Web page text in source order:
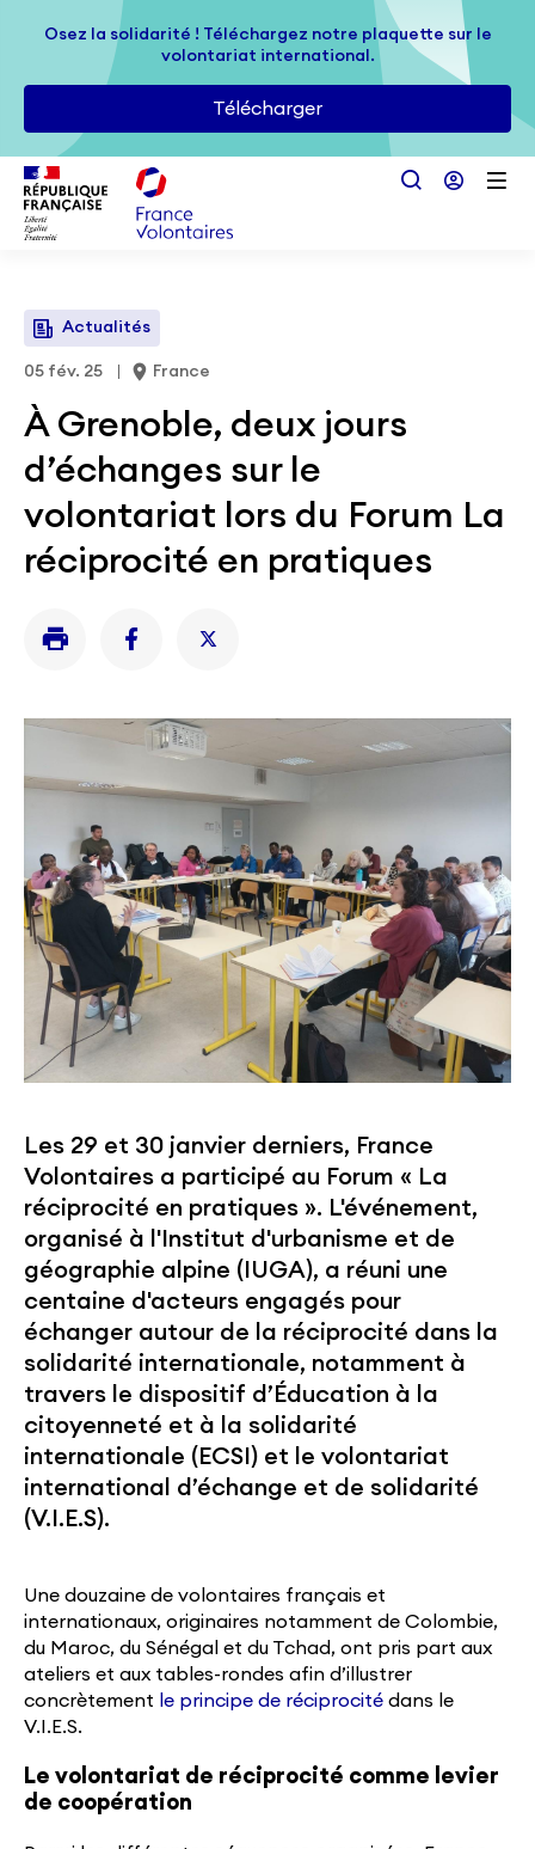
Passer au contenu principal
Osez la solidarité ! Téléchargez notre plaquette sur le
volontariat international.
Télécharger
Osez la solidarité ! Téléchargez notre plaquette sur le
volontariat international.
Télécharger
Actualités
05 fév. 25 France
À Grenoble, deux jours
d’échanges sur le
volontariat lors du Forum La
réciprocité en pratiques
Les 29 et 30 janvier derniers, France
Volontaires a participé au Forum « La
réciprocité en pratiques ». L'événement,
organisé à l'Institut d'urbanisme et de
géographie alpine (IUGA), a réuni une
centaine d'acteurs engagés pour
échanger autour de la réciprocité dans la
solidarité internationale, notamment à
travers le dispositif d’Éducation à la
citoyenneté et à la solidarité
internationale (ECSI) et le volontariat
international d’échange et de solidarité
(V.I.E.S).
Une douzaine de volontaires français et
internationaux, originaires notamment de Colombie,
du Maroc, du Sénégal et du Tchad, ont pris part aux
ateliers et aux tables-rondes afin d’illustrer
concrètement le principe de réciprocité dans le
V.I.E.S.
Le volontariat de réciprocité comme levier
de coopération